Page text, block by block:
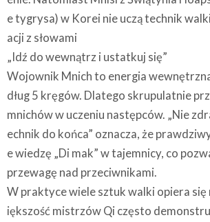
e tygrysa) w Korei nie uczą technik
acji z słowami
„Idź do wewnątrz i ustatkuj się”
Wojownik Mnich to energia
dług 5 kręgów. Dlatego skrupulatnie
mnichów w uczeniu następców. „Nie
echnik do końca” oznacza, że
e wiedzę „Di mak” w tajemnicy, co
przewagę nad przeciwnikami.
W praktyce wiele sztuk walki opiera się
iększość mistrzów Qi często